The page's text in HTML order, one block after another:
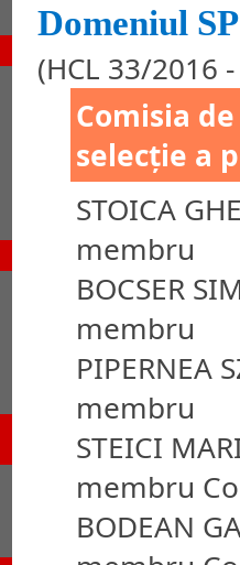
Domeniul
(HCL 33/2016
Comisia
selecție a
STOICA
membru
BOCSER
membru
PIPERNEA
membru
STEICI
membru
BODEAN